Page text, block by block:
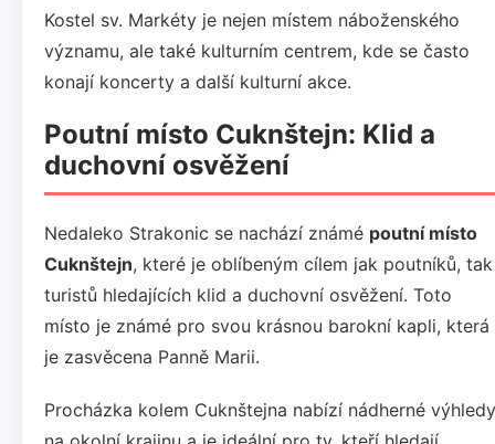
Kostel sv. Markéty je nejen místem náboženského
významu, ale také kulturním centrem, kde se často
konají koncerty a další kulturní akce.
Poutní místo Cuknštejn: Klid a
duchovní osvěžení
Nedaleko Strakonic se nachází známé poutní místo
Cuknštejn, které je oblíbeným cílem jak poutníků, tak
turistů hledajících klid a duchovní osvěžení. Toto
místo je známé pro svou krásnou barokní kapli, která
je zasvěcena Panně Marii.
Procházka kolem Cuknštejna nabízí nádherné výhledy